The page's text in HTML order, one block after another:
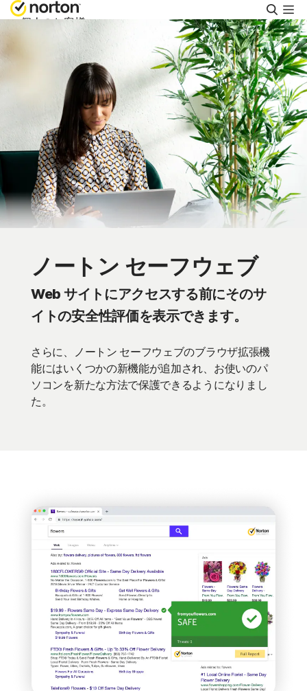
検
索
個人のお客様
スモールビジネス
リソース
サポート
無料体験
サインイン
ノートン セーフウェブ
Web サイトにアクセスする前にそのサ
イトの安全性評価を表示できます。
さらに、ノートン セーフウェブのブラウザ拡張機
能にはいくつかの新機能が追加され、お使いのパ
ソコンを新たな方法で保護できるようになりまし
た。